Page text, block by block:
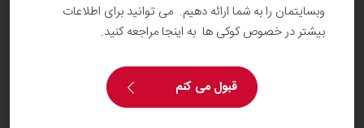
بهترین تجهیزات
بهترین استاد شکلات‌ساز (شکلات‌کار یا صنعتگر
وبسایتمان را به شما ارائه دهیم. می توانید برای اطلاعات
بیشتر در خصوص کوکی ها به اینجا مراجعه کنید.
قبول می کنم